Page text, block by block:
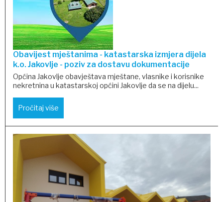
Obavijest mještanima - katastarska izmjera dijela
k.o. Jakovlje - poziv za dostavu dokumentacije
Općina Jakovlje obavještava mještane, vlasnike i korisnike
nekretnina u katastarskoj općini Jakovlje da se na dijelu...
Pročitaj više